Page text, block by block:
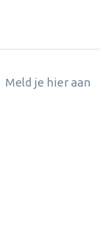
Meld je hier aan